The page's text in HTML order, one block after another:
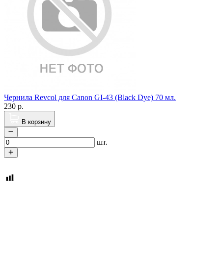
Чернила Revcol для Canon GI-43 (Black Dye) 70 мл.
230 р.
В корзину
шт.